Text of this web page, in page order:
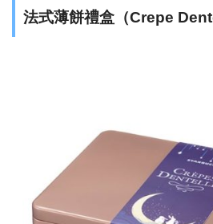
法式薄餅禮盒（Crepe